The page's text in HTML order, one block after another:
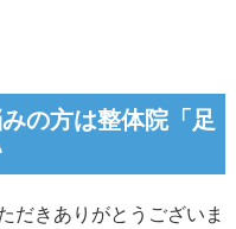
の方は整体院「足
だきありがとうございま